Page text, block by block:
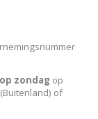
zondag op
(Buitenland) of